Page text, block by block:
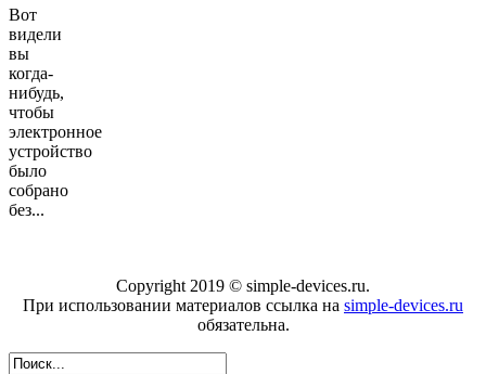
Вот
видели
вы
когда-
нибудь,
чтобы
электронное
устройство
было
собрано
без...
Copyright 2019 © simple-devices.ru.
При использовании материалов ссылка на simple-devices.ru
обязательна.